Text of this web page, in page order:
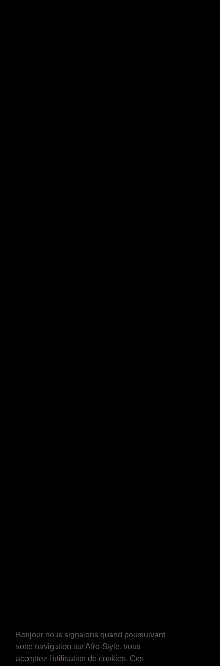
Bonjour nous signalons quand poursuivant
votre navigation sur Afro-Style, vous
acceptez l'utilisation de cookies. Ces